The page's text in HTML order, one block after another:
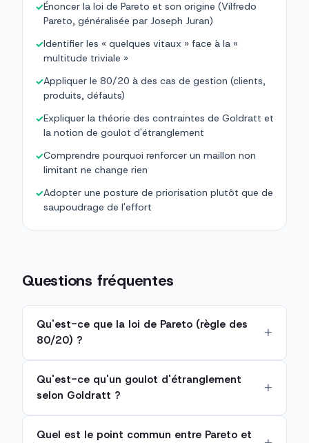
✓Énoncer la loi de Pareto et son origine (Vilfredo
Pareto, généralisée par Joseph Juran)
✓Identifier les « quelques vitaux » face à la «
multitude triviale »
✓Appliquer le 80/20 à des cas de gestion (clients,
produits, défauts)
✓Expliquer la théorie des contraintes de Goldratt et
la notion de goulot d'étranglement
✓Comprendre pourquoi renforcer un maillon non
limitant ne change rien
✓Adopter une posture de priorisation plutôt que de
saupoudrage de l'effort
Questions fréquentes
Qu'est-ce que la loi de Pareto (règle des
80/20) ?
Qu'est-ce qu'un goulot d'étranglement
selon Goldratt ?
Quel est le point commun entre Pareto et